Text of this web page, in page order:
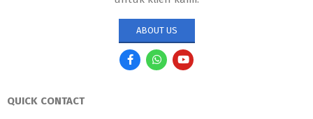
ABOUT US
QUICK CONTACT